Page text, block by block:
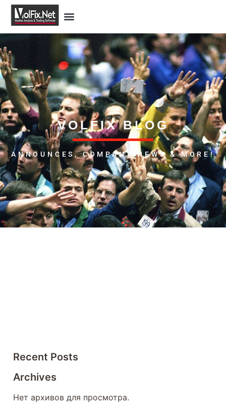
VOLFIX BLOG
ANNOUNCES, COMPANY NEWS & MORE!
Recent Posts
Archives
Нет архивов для просмотра.